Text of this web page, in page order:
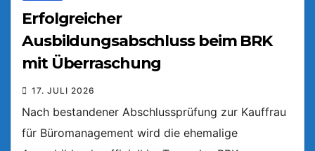
Erfolgreicher
Ausbildungsabschluss beim BRK
mit Überraschung
17. JULI 2026
Nach bestandener Abschlussprüfung zur Kauffrau
für Büromanagement wird die ehemalige